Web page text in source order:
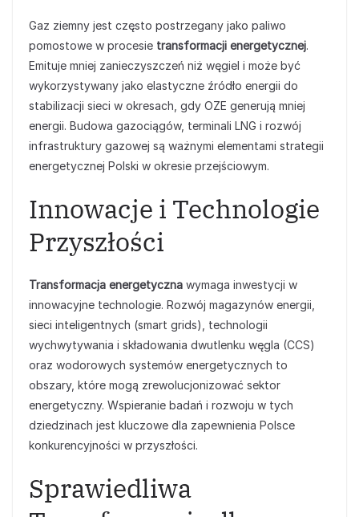
Gaz ziemny jest często postrzegany jako paliwo
pomostowe w procesie transformacji energetycznej.
Emituje mniej zanieczyszczeń niż węgiel i może być
wykorzystywany jako elastyczne źródło energii do
stabilizacji sieci w okresach, gdy OZE generują mniej
energii. Budowa gazociągów, terminali LNG i rozwój
infrastruktury gazowej są ważnymi elementami strategii
energetycznej Polski w okresie przejściowym.
Innowacje i Technologie
Przyszłości
Transformacja energetyczna wymaga inwestycji w
innowacyjne technologie. Rozwój magazynów energii,
sieci inteligentnych (smart grids), technologii
wychwytywania i składowania dwutlenku węgla (CCS)
oraz wodorowych systemów energetycznych to
obszary, które mogą zrewolucjonizować sektor
energetyczny. Wspieranie badań i rozwoju w tych
dziedzinach jest kluczowe dla zapewnienia Polsce
konkurencyjności w przyszłości.
Sprawiedliwa